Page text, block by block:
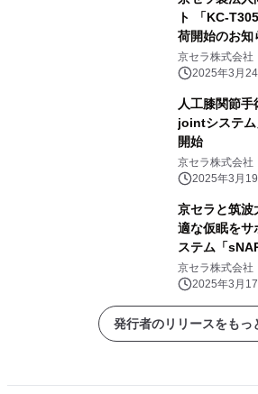
ト 「KC-
荷開始のお知
京セラ株式会社
2025年3月
人工膝関節
jointシステム
開始
京セラ株式会社
2025年3月
京セラと筑波
適な仮眠をサ
ステム「
京セラ株式会
2025年3月
発行者のリリースをもっ